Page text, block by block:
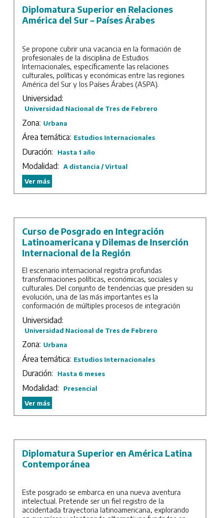
Diplomatura Superior en Relaciones
América del Sur – Países Árabes
Se propone cubrir una vacancia en la formación de
profesionales de la disciplina de Estudios
Internacionales, específicamente las relaciones
culturales, políticas y económicas entre las regiones
América del Sur y los Países Árabes (ASPA).
Duración: 2 cuatrimestres.
Universidad:
Universidad Nacional de Tres de Febrero
Zona: Urbana
Área temática: Estudios Internacionales
Duración: Hasta 1 año
Modalidad:
A distancia / Virtual
Ver más
Curso de Posgrado en Integración
Latinoamericana y Dilemas de Inserción
Internacional de la Región
El escenario internacional registra profundas
transformaciones políticas, económicas, sociales y
culturales. Del conjunto de tendencias que presiden su
evolución, una de las más importantes es la
conformación de múltiples procesos de integración
desempeño de los Estados, las sociedades y la actividad
empresarial, a la vez que generan nuevos dilemas y
alternativas de inserción internacional. Los enfoques
tradicionales hoy resultan insuficientes para
comprender la complejidad de este fenómeno,
En este contexto, el curso propone un abordaje
integral, multidimensional y ampliamente comprensivo,
sustentado en una metodología interdisciplinaria capaz
de aprehender dichos fenómenos en toda su
complejidad, diversidad y particularidad histórica.
Universidad:
Universidad Nacional de Tres de Febrero
Zona: Urbana
Área temática: Estudios Internacionales
Duración: Hasta 6 meses
Modalidad:
Presencial
Ver más
Diplomatura Superior en América Latina
Contemporánea
Este posgrado se embarca en una nueva aventura
intelectual. Pretende ser un fiel registro de la
accidentada trayectoria latinoamericana, explorando